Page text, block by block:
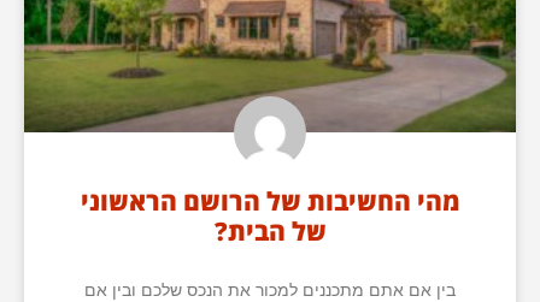
מהי החשיבות של הרושם הראשוני
של הבית?
בין אם אתם מתכננים למכור את הנכס שלכם ובין אם